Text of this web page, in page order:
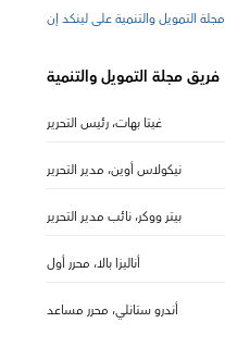
مجلة التمويل والتنمية على لينكد إن
فريق مجلة التمويل والتنمية
غيتا بهات، رئيس التحرير
نيكولاس أوين، مدير التحرير
بيتر ووكر، نائب مدير التحرير
أناليزا بالا، محرر أول
أندرو ستانلي، محرر مساعد